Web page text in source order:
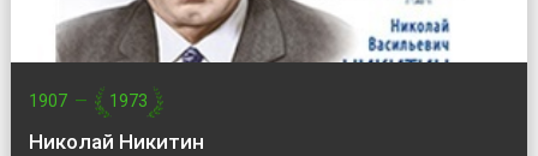
1907 — 1973
Николай Никитин